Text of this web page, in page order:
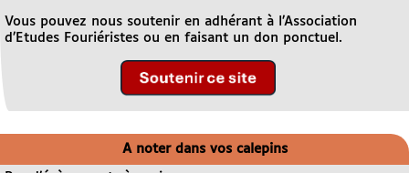
Vous pouvez nous soutenir en adhérant à l’Association
d’Etudes Fouriéristes ou en faisant un don ponctuel.
A noter dans vos calepins